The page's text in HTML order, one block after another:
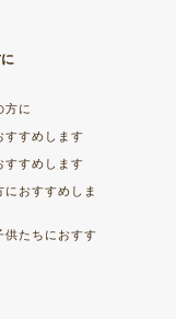
方に
すすめします
すすめします
におすすめしま
供たちにおすす